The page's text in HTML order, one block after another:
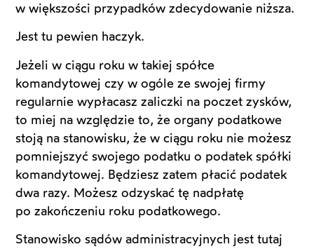
w większości przypadków zdecydowanie niższa.
Jest tu pewien haczyk.
Jeżeli w ciągu roku w takiej spółce
komandytowej czy w ogóle ze swojej firmy
regularnie wypłacasz zaliczki na poczet zysków,
to miej na względzie to, że organy podatkowe
stoją na stanowisku, że w ciągu roku nie możesz
pomniejszyć swojego podatku o podatek spółki
komandytowej. Będziesz zatem płacić podatek
dwa razy. Możesz odzyskać tę nadpłatę
po zakończeniu roku podatkowego.
Stanowisko sądów administracyjnych jest tutaj